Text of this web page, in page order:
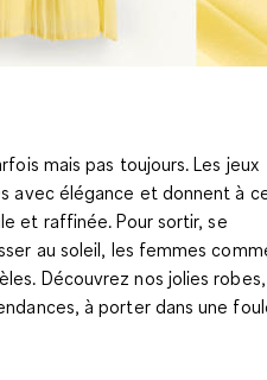
mais pas toujours. Les jeux
avec élégance et donnent à
et raffinée. Pour sortir, se
au soleil, les femmes
Découvrez nos jolies robes,
à porter dans une